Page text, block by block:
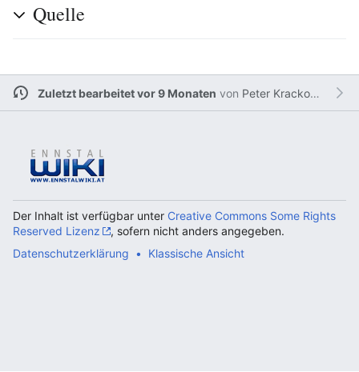
Quelle
Zuletzt bearbeitet vor 9 Monaten von Peter Krackowizer
Der Inhalt ist verfügbar unter Creative Commons Some Rights
Reserved Lizenz
, sofern nicht anders angegeben.
Datenschutzerklärung
Klassische Ansicht